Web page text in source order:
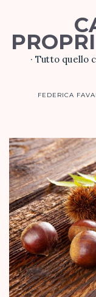
· Tutto quello
FEDERICA